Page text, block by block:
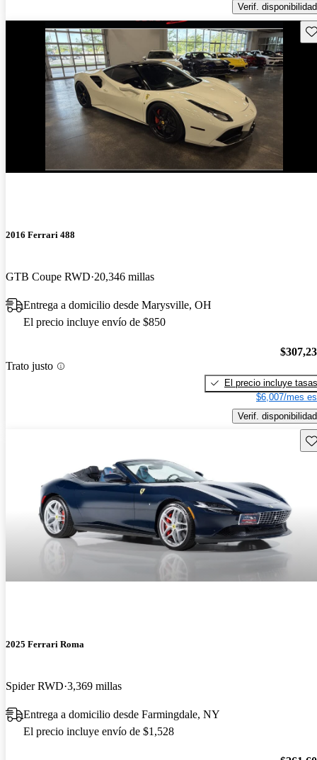
Verif. disponibilidad
2016 Ferrari 488
GTB Coupe RWD 20,346 millas
Entrega a domicilio desde Marysville, OH
El precio incluye envío de $850
Trato justo
El precio incluye tasas
$6,007/mes
Verif. disponibilidad
2025 Ferrari Roma
Spider RWD 3,369 millas
Entrega a domicilio desde Farmingdale, NY
El precio incluye envío de $1,528